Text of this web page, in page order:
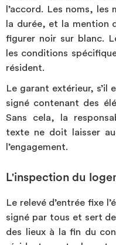
l’accord. Les noms,
la durée, et la mention
figurer noir sur blanc.
les conditions
résident.
Le garant extérieur,
signé contenant des
Sans cela, la
texte ne doit laisser
l’engagement.
L'inspection du
Le relevé d’entrée fixe
signé par tous et sert
des lieux à la fin du